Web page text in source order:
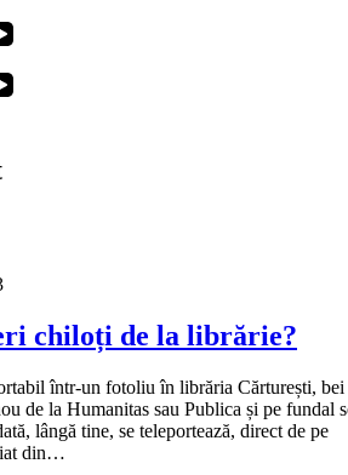
chiloți de la librărie?
într-un fotoliu în librăria Cărturești, bei
de la Humanitas sau Publica și pe fundal
lângă tine, se teleportează, direct de pe
din…